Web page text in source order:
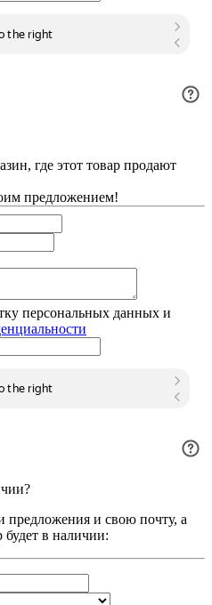
где этот товар продают
предложением!
персональных данных и
предложения и свою почту, а
в наличии: